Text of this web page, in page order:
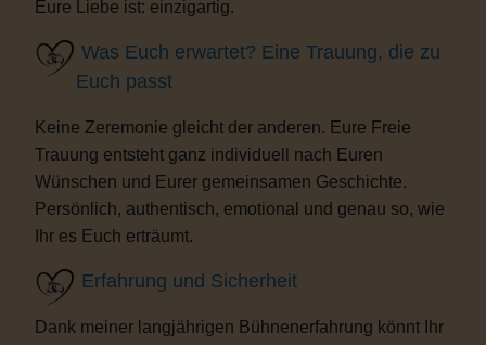
Eure Liebe ist: einzigartig.
Was Euch erwartet? Eine Trauung, die zu
Euch passt
Keine Zeremonie gleicht der anderen. Eure Freie
Trauung entsteht ganz individuell nach Euren
Wünschen und Eurer gemeinsamen Geschichte.
Persönlich, authentisch, emotional und genau so, wie
Ihr es Euch erträumt.
Erfahrung und Sicherheit
Dank meiner langjährigen Bühnenerfahrung könnt Ihr